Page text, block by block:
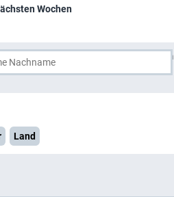
Wochen
und eine weitere Person gemeinsam
Land